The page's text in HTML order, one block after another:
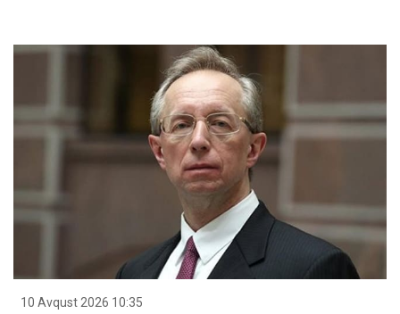
10 Avqust 2026 10:35